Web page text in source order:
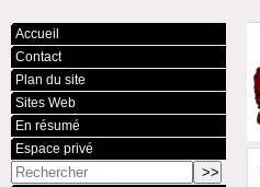
Accueil
Contact
Plan du site
Sites Web
En résumé
Espace privé